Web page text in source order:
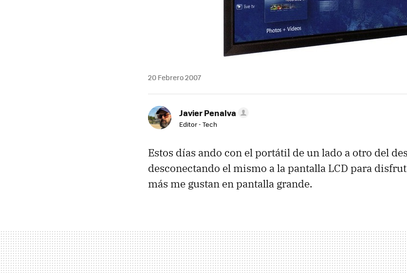
20 Febrero 2007
Javier Penalva
Editor - Tech
Estos días ando con el portátil de un lado a otro del
desconectando el mismo a la pantalla LCD para
más me gustan en pantalla grande.